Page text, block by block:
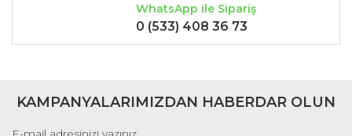
WhatsApp ile Sipariş
0 (533) 408 36 73
KAMPANYALARIMIZDAN HABERDAR OLUN